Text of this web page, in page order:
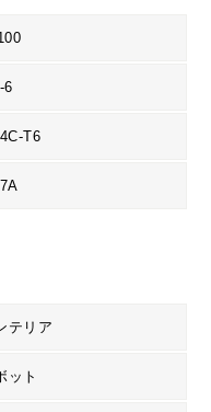
6
T6
テリア
ット